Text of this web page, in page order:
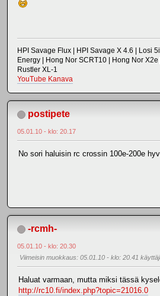
HPI Savage Flux | HPI Savage X 4.6 | Losi
Energy | Hong Nor SCRT10 | Hong Nor
Rustler XL-1
YouTube Kanava
postipete
05.01.10 - klo: 20.17
No sori haluisin rc crossin 100e-200e
-rcmh-
05.01.10 - klo: 20.30
Viimeisin muokkaus: 05.01.10 - klo: 20.41
Haluat varmaan, mutta miksi tässä
http://rc10.fi/index.php?topic=21016.0